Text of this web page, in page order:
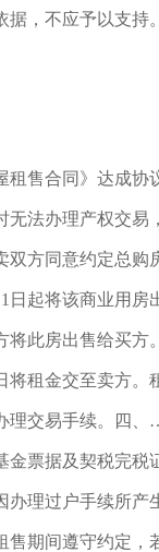
据，不应予以支持
售合同》达成协
无法办理产权交易
方同意约定总购
日起将该商业用房
将此房出售给买方
将租金交至卖方。
理交易手续。四
金票据及契税完税
办理过户手续所产
售期间遵守约定，